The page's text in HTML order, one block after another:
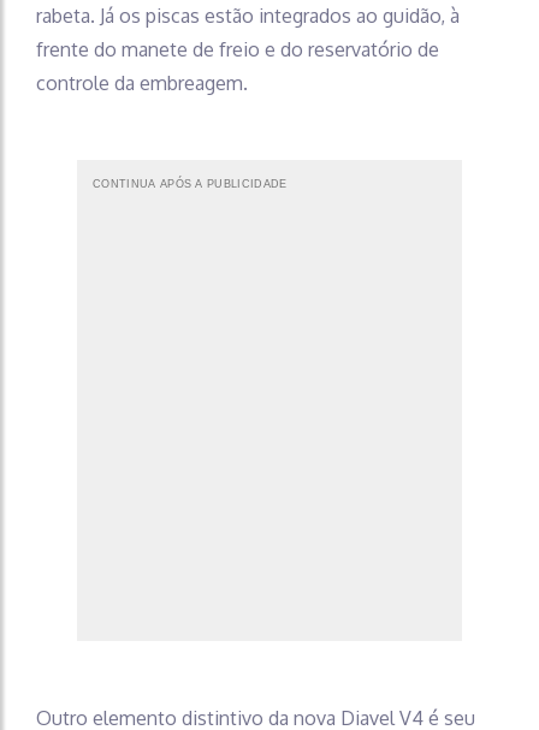
rabeta. Já os piscas estão integrados ao guidão, à
frente do manete de freio e do reservatório de
controle da embreagem.
CONTINUA APÓS A PUBLICIDADE
Outro elemento distintivo da nova Diavel V4 é seu